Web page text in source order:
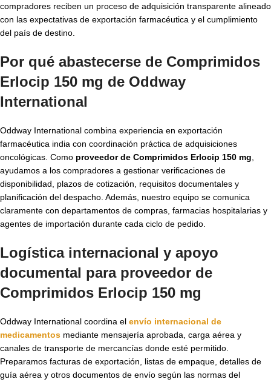
compradores reciben un proceso de adquisición transparente alineado
con las expectativas de exportación farmacéutica y el cumplimiento
del país de destino.
Por qué abastecerse de Comprimidos
Erlocip 150 mg de Oddway
International
Oddway International combina experiencia en exportación
farmacéutica india con coordinación práctica de adquisiciones
oncológicas. Como proveedor de Comprimidos Erlocip 150 mg
ayudamos a los compradores a gestionar verificaciones de
disponibilidad, plazos de cotización, requisitos documentales y
planificación del despacho. Además, nuestro equipo se comunica
claramente con departamentos de compras, farmacias hospitalarias y
agentes de importación durante cada ciclo de pedido.
Logística internacional y apoyo
documental para proveedor de
Comprimidos Erlocip 150 mg
Oddway International coordina el envío internacional de
medicamentos mediante mensajería aprobada, carga aérea y
canales de transporte de mercancías donde esté permitido.
Preparamos facturas de exportación, listas de empaque, detalles de
guía aérea y otros documentos de envío según las normas del